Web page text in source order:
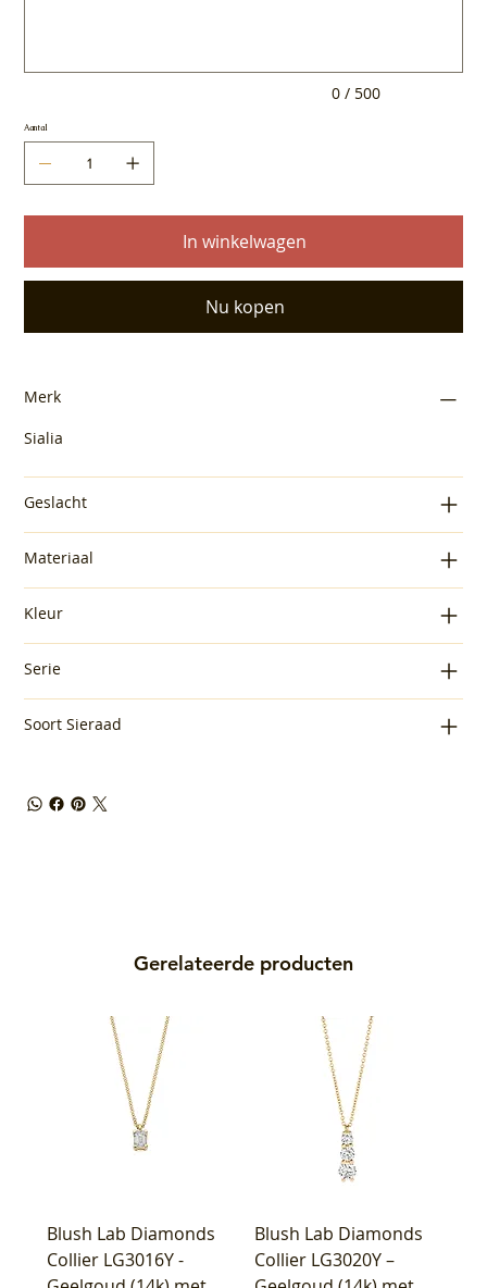
0 / 500
Aantal
In winkelwagen
Nu kopen
Merk
Sialia
Geslacht
Materiaal
Kleur
Serie
Soort Sieraad
Gerelateerde producten
Blush Lab Diamonds
Collier LG3016Y -
Blush Lab Diamonds
Collier LG3020Y –